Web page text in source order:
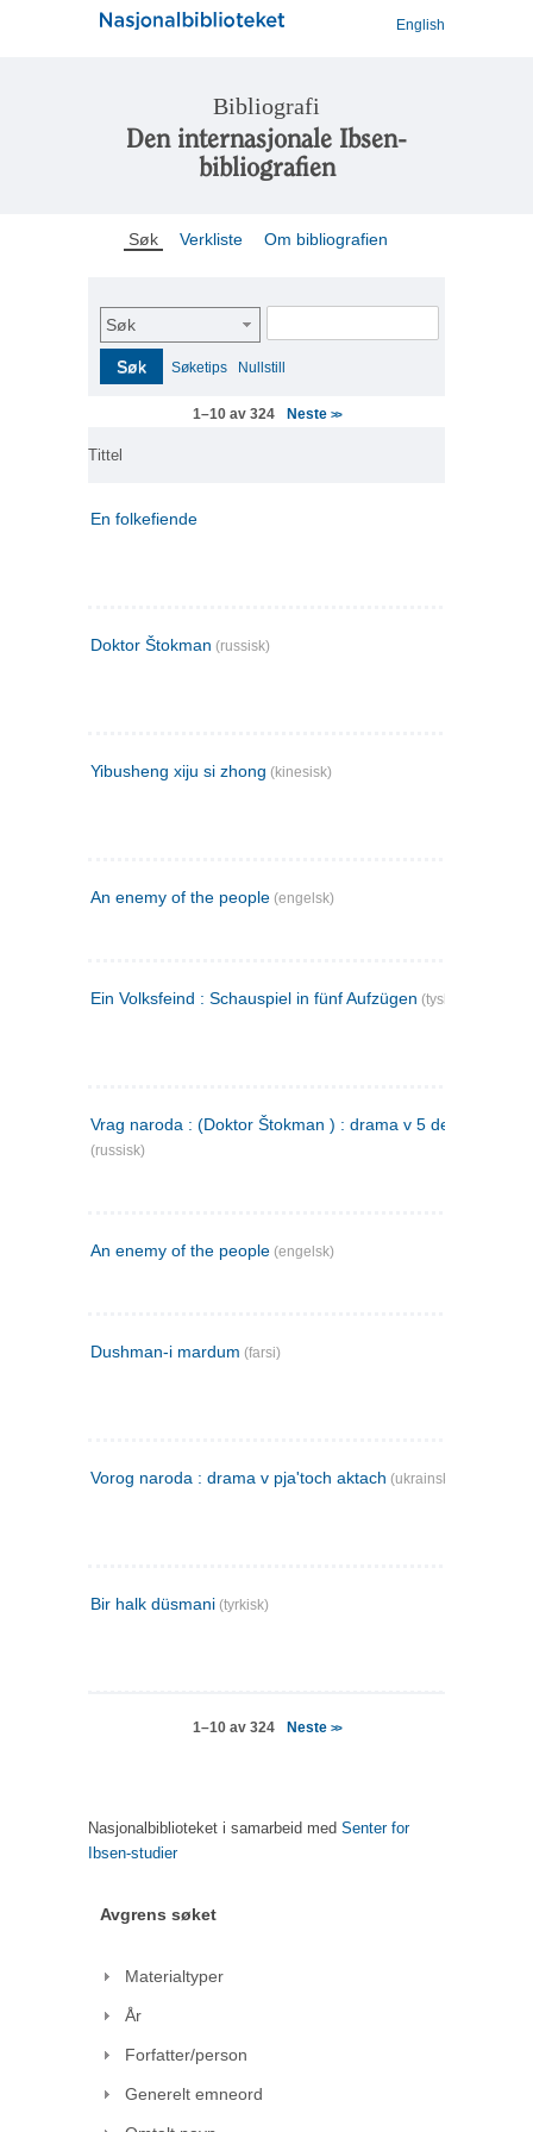
English
Bibliografi
Den internasjonale Ibsen-
bibliografien
Søk Verkliste Om bibliografien
Søk
Søk Søketips Nullstill
1–10 av 324 Neste >>
Tittel
En folkefiende
Doktor Štokman (russisk)
Yibusheng xiju si zhong (kinesisk)
An enemy of the people (engelsk)
Ein Volksfeind : Schauspiel in fünf Aufzügen (tysk)
Vrag naroda : (Doktor Štokman ) : drama v 5 dejstvijach
(russisk)
An enemy of the people (engelsk)
Dushman-i mardum (farsi)
Vorog naroda : drama v pja'toch aktach (ukrainsk)
Bir halk düsmani (tyrkisk)
1–10 av 324 Neste >>
Nasjonalbiblioteket i samarbeid med Senter for
Ibsen-studier
Avgrens søket
Materialtyper
År
Forfatter/person
Generelt emneord